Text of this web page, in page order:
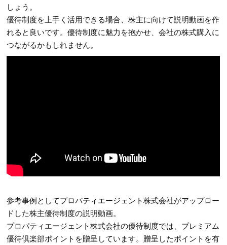
しょう。
優待制度を上手く活用できる場合、株主に向けて説明動画を作
れると良いです。優待制度に魅力を抱かせ、会社の株式購入に
つながるかもしれません。
参考事例としてプロパティエージェント株式会社がアップロー
ドした株主優待制度の説明動画。
プロパティエージェント株式会社の優待制度では、プレミアム
優待倶楽部ポイントを贈呈しています。贈呈したポイントを有